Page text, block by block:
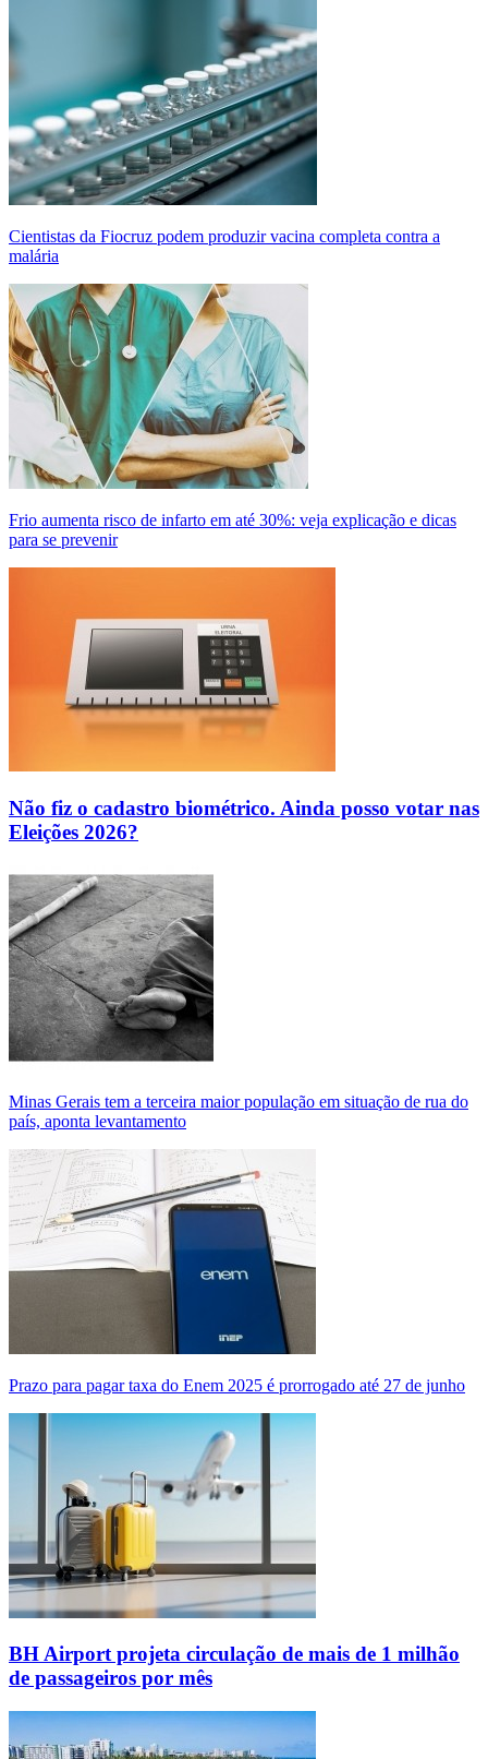
Cientistas da Fiocruz podem produzir vacina completa contra a
malária
Frio aumenta risco de infarto em até 30%: veja explicação e dicas
para se prevenir
Não fiz o cadastro biométrico. Ainda posso votar nas
Eleições 2026?
Minas Gerais tem a terceira maior população em situação de rua do
país, aponta levantamento
Prazo para pagar taxa do Enem 2025 é prorrogado até 27 de junho
BH Airport projeta circulação de mais de 1 milhão
de passageiros por mês